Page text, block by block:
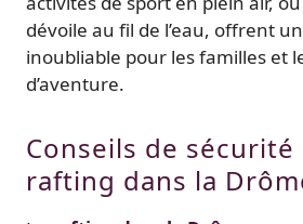
dévoile au fil de l’eau, offrent
inoubliable pour les familles et
d’aventure.
Conseils de
rafting dans la